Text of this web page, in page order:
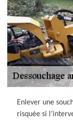
Enlever une
risquée si